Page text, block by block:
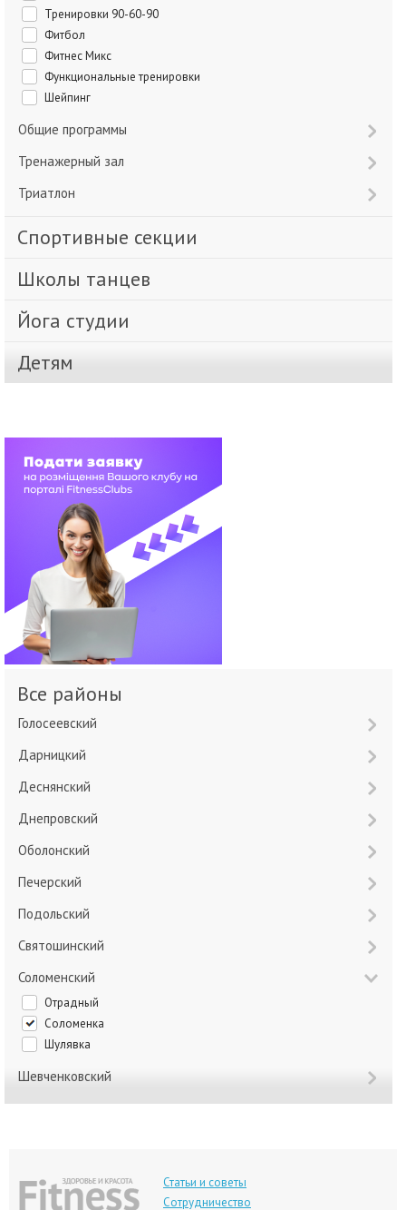
Тренировки 90-60-90
Фитбол
Фитнес Микс
Функциональные тренировки
Шейпинг
Общие программы
Тренажерный зал
Триатлон
Спортивные секции
Школы танцев
Йога студии
Детям
Все районы
Голосеевский
Дарницкий
Деснянский
Днепровский
Оболонский
Печерский
Подольский
Святошинский
Соломенский
Отрадный
Соломенка
Шулявка
Шевченковский
Статьи и советы
Сотрудничество